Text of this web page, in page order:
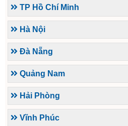
TP Hồ Chí Minh
Hà Nội
Đà Nẵng
Quảng Nam
Hải Phòng
Vĩnh Phúc